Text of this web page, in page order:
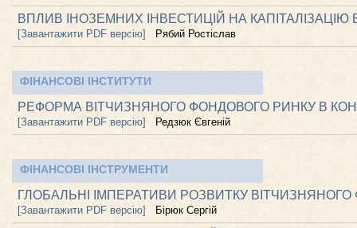
ВПЛИВ ІНОЗЕМНИХ ІНВЕСТИЦІЙ НА КАПІТАЛІЗАЦІЮ
[Завантажити PDF версію] Рябий Ростіслав
ФІНАНСОВІ ІНСТИТУТИ
РЕФОРМА ВІТЧИЗНЯНОГО ФОНДОВОГО РИНКУ В
[Завантажити PDF версію] Редзюк Євгеній
ФІНАНСОВІ ІНСТРУМЕНТИ
ГЛОБАЛЬНІ ІМПЕРАТИВИ РОЗВИТКУ
[Завантажити PDF версію] Бірюк Сергій